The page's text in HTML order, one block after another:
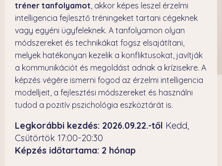
tréner tanfolyamot, akkor képes leszel érzelmi
intelligencia fejlesztő tréningeket tartani cégeknek
vagy egyéni ügyfeleknek. A tanfolyamon olyan
módszereket és technikákat fogsz elsajátítani,
melyek hatékonyan kezelik a konfliktusokat, javítják
a kommunikációt és megoldást adnak a krízisekre. A
képzés végére ismerni fogod az érzelmi intelligencia
modelljeit, a fejlesztési módszereket és használni
tudod a pozitív pszichológia eszköztárát is.
Legkorábbi kezdés: 2026.09.22.-től Kedd,
Csütörtök 17:00-20:30
Képzés időtartama: 2 hónap